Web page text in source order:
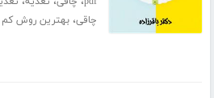
چاقی،بهترین روش کم